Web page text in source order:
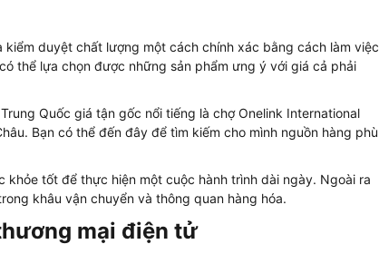
duyệt chất lượng một cách chính xác bằng cách làm việc
thể lựa chọn được những sản phẩm ưng ý với giá cả phải
Quốc giá tận gốc nổi tiếng là chợ Onelink International
Bạn có thể đến đây để tìm kiếm cho mình nguồn hàng phù
tốt để thực hiện một cuộc hành trình dài ngày. Ngoài ra
khâu vận chuyển và thông quan hàng hóa.
mại điện tử